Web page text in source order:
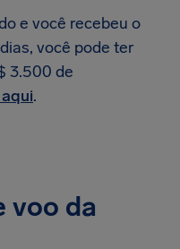
e você recebeu o
você pode ter
3.500 de
.
voo da